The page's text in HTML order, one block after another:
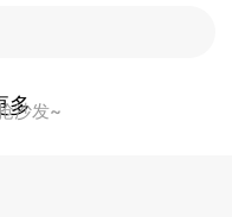
沙发~
多